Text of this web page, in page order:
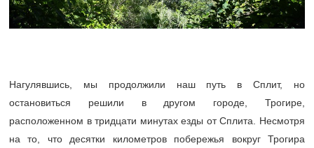
Нагулявшись, мы продолжили наш путь в Сплит, но
остановиться решили в другом городе, Трогире,
расположенном в тридцати минутах езды от Сплита. Несмотря
на то, что десятки километров побережья вокруг Трогира